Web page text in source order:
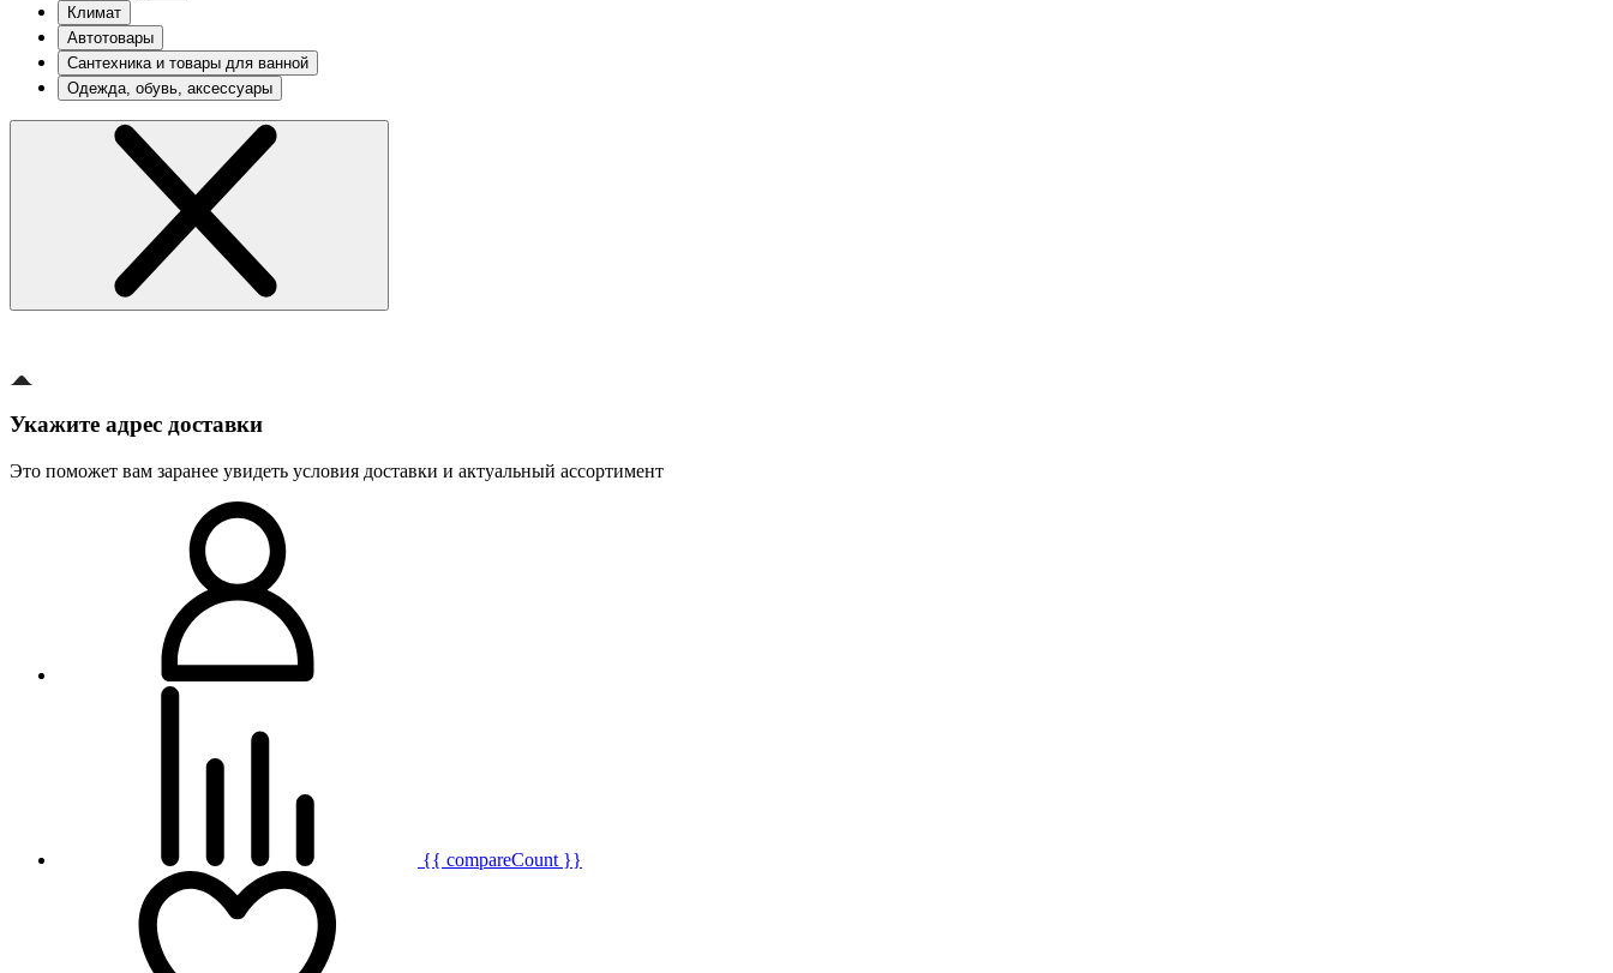
Климат
Автотовары
Сантехника и товары для ванной
Одежда, обувь, аксессуары
Укажите адрес доставки
Это поможет вам заранее увидеть условия доставки и актуальный ассортимент
{{ compareCount }}